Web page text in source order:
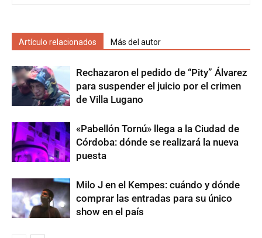
Artículo relacionados Más del autor
Rechazaron el pedido de “Pity” Álvarez
para suspender el juicio por el crimen
de Villa Lugano
«Pabellón Tornú» llega a la Ciudad de
Córdoba: dónde se realizará la nueva
puesta
Milo J en el Kempes: cuándo y dónde
comprar las entradas para su único
show en el país